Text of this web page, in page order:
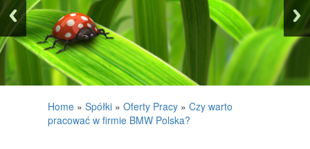
BANKI, PRZELEWY, WALUTY, KANTORY
WYKOŃCZENIA
PROJEKTOWANIE
MATERIAŁY BUDOWLANE
Home » Spółki » Oferty Pracy » Czy warto
pracować w firmie BMW Polska?